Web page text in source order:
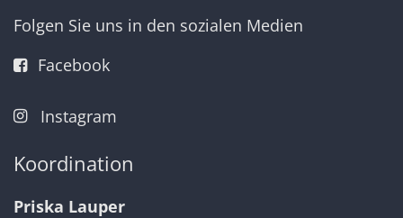
Folgen Sie uns in den sozialen Medien
Facebook
Instagram
Koordination
Priska Lauper